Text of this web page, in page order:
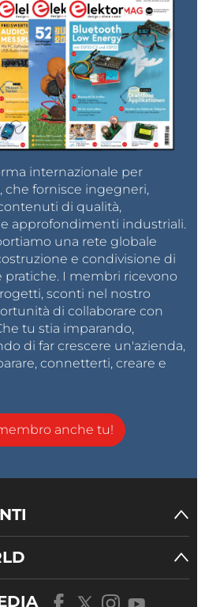
internazionale per
che fornisce ingegneri,
di qualità,
approfondimenti industriali.
una rete globale
e condivisione di
I membri ricevono
sconti nel nostro
di collaborare con
tu stia imparando,
di far crescere un'azienda,
connetterti, creare e
anche tu!